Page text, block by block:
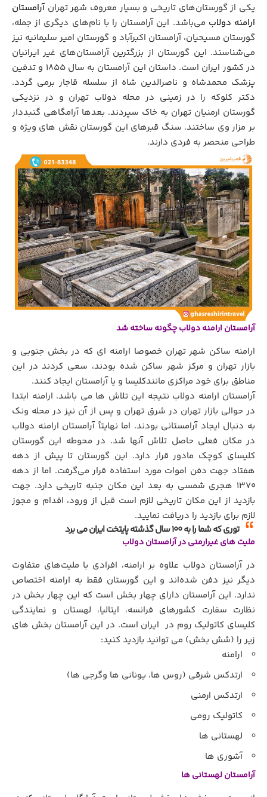
یکی از گورستان‌های تاریخی و بسیار معروف شهر تهرانآرامستان
ارامنه دولاب می‌باشد. این آرامستان را با نام‌های دیگری از جمله،
گورستان مسیحیان، آرامستان اکبرآباد و گورستان امیر سلیمانیه نیز
می‌شناسند. این گورستان از بزرگترین آرامستان‌های غیر ایرانیان
در کشور ایران است. داستان این آرامستان به سال 1855 و تدفین
پزشک محمدشاه و ناصرالدین شاه از سلسله قاجار برمی گردد.
دکتر کلوکه را در زمینی در محله دولاب تهران و در نزدیکی
گورستان ارمنیان تهران به خاک سپردند. بعدها آرامگاهی گنبددار
بر مزار وی ساختند. سنگ قبرهای این گورستان نقش های ویژه و
طراحی منحصر به فردی دارند.
آرامستان ارامنه دولاب چگونه ساخته شد
ارامنه ساکن شهر تهران خصوصا ارامنه ای که در بخش جنوبی و
بازار تهران و مرکز شهر ساکن شده بودند، سعی کردند در این
مناطق برای خود مراکزی مانندکلیسا و یا آرامستان ایجاد کنند.
آرامستان ارامنه دولاب نتیجه این تلاش ها می باشد. ارامنه ابتدا
در حوالی بازار تهران در شرق تهران و پس از آن نیز در محله ونک
به دنبال ایجاد آرامستانی بودند. اما نهایتاً آرامستان ارامنه دولاب
در مکان فعلی حاصل تلاش آنها شد. در محوطه این گورستان
کلیسای کوچک مادور قرار دارد. این گورستان تا پیش از دهه
هفتاد جهت دفن اموات مورد استفاده قرار می‌گرفت. اما از دهه
۱۳۷۰ هجری شمسی به بعد این مکان جنبه تاریخی دارد. جهت
بازدید از این مکان تاریخی لازم است قبل از ورود، اقدام و مجوز
لازم برای بازدید را دریافت نمایید.
توری که شما را به 100 سال گذشته پایتخت ایران می برد
ملیت های غیرارمنی در آرامستان دولاب
در آرامستان دولاب علاوه بر ارامنه، افرادی با ملیت‌های متفاوت
دیگر نیز دفن شده‌اند و این گورستان فقط به ارامنه اختصاص
ندارد. این آرامستان دارای چهار بخش است که این چهار بخش در
نظارت سفارت کشورهای فرانسه، ایتالیا، لهستان و نمایندگی
کلیسای کاتولیک روم در ایران است. در این آرامستان بخش های
زیر را (شش بخش) می توانید بازدید کنید:
ارامنه
ارتدکس شرقی (روس ها، یونانی ها وگرجی ها)
ارتدکس ارمنی
کاتولیک رومی
لهستانی ها
آشوری ها
آرامستان لهستانی ها